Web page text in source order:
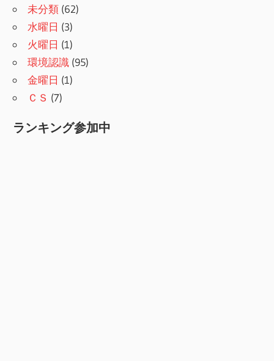
未分類 (62)
水曜日 (3)
火曜日 (1)
環境認識 (95)
金曜日 (1)
ＣＳ (7)
ランキング参加中